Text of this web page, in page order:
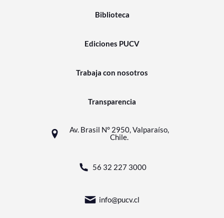
Biblioteca
Ediciones PUCV
Trabaja con nosotros
Transparencia
Av. Brasil N° 2950, Valparaíso,
Chile.
56 32 227 3000
info@pucv.cl